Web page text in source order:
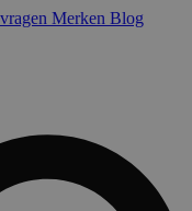
Merken Blog